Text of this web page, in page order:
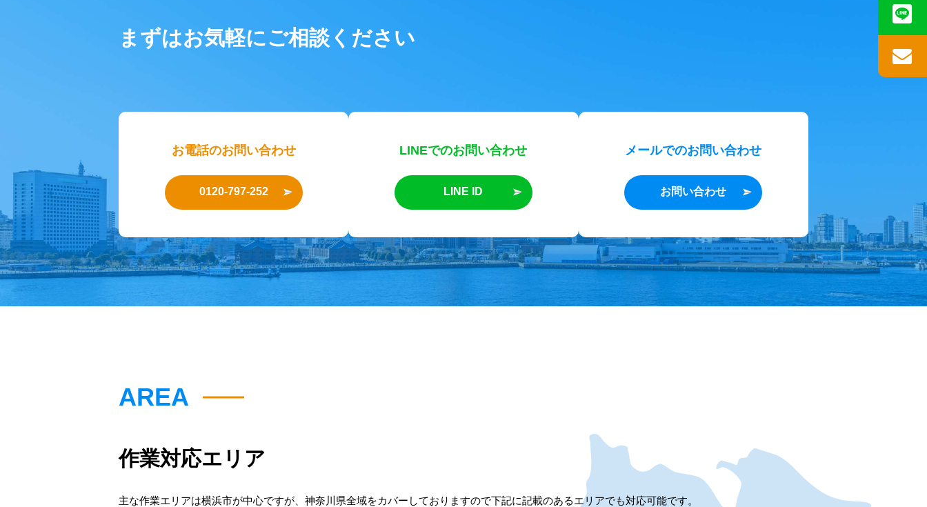
まずはお気軽にご相談ください
お電話のお問い合わせ
0120-797-252
LINEでのお問い合わせ
LINE ID
メールでのお問い合わせ
お問い合わせ
AREA
作業対応エリア
主な作業エリアは横浜市が中心ですが、神奈川県全域をカバーしておりますので下記に記載のあるエリアでも対応可能です。